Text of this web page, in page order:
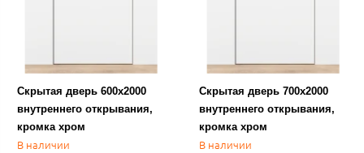
Скрытая дверь 600х2000
внутреннего открывания,
кромка хром
В наличии
Скрытая дверь 700х2000
внутреннего открывания,
кромка хром
В наличии